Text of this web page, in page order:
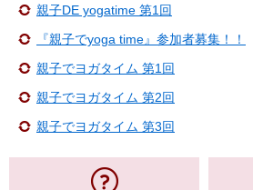
親子DE yogatime 第1回
『親子でyoga time』参加者募集！！
親子でヨガタイム 第1回
親子でヨガタイム 第2回
親子でヨガタイム 第3回